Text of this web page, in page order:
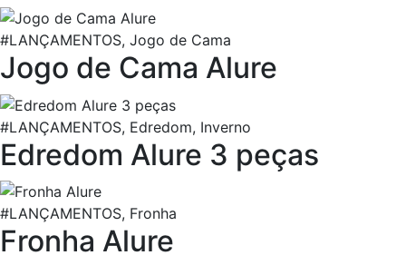
#LANÇAMENTOS, Jogo de Cama
Jogo de Cama Alure
#LANÇAMENTOS, Edredom, Inverno
Edredom Alure 3 peças
#LANÇAMENTOS, Fronha
Fronha Alure